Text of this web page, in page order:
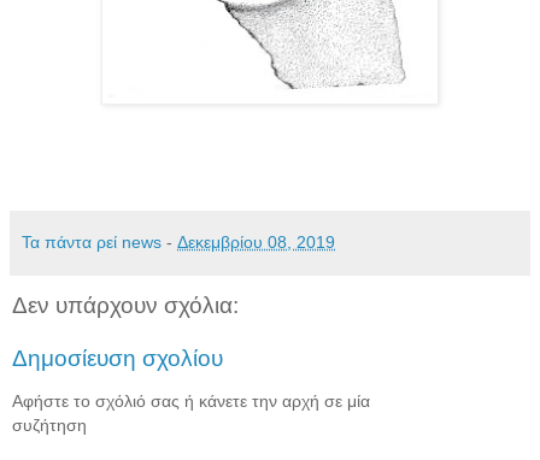
Τα πάντα ρεί news - Δεκεμβρίου 08, 2019
Δεν υπάρχουν σχόλια:
Δημοσίευση σχολίου
Αφήστε το σχόλιό σας ή κάνετε την αρχή σε μία
συζήτηση